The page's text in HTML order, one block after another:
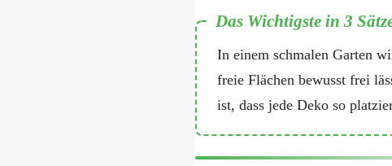
In einem schmalen Garten
freie Flächen bewusst frei
ist, dass jede Deko so